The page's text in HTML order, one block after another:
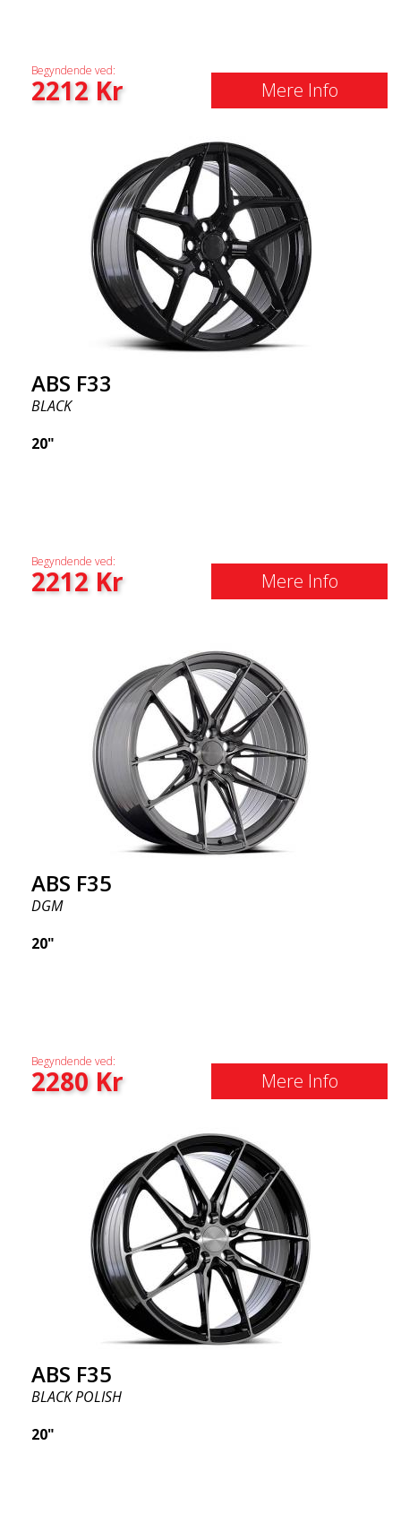
Begyndende ved:
2212Kr Mere Info
ABS F33
BLACK
20"
Begyndende ved:
2212Kr Mere Info
ABS F35
DGM
20"
Begyndende ved:
2280Kr Mere Info
ABS F35
BLACK POLISH
20"